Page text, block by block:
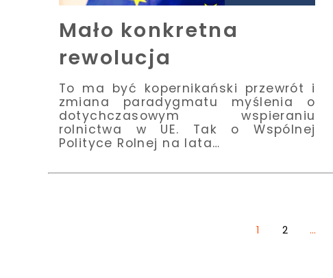
Mało konkretna
rewolucja
To ma być kopernikański przewrót i
zmiana paradygmatu myślenia o
dotychczasowym wspieraniu
rolnictwa w UE. Tak o Wspólnej
Polityce Rolnej na lata…
1 2 …